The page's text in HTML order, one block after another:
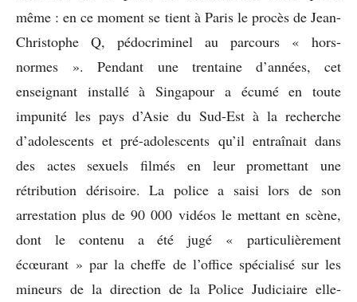
même : en ce moment se tient à Paris le procès de Jean-
Christophe Q, pédocriminel au parcours « hors-
normes ». Pendant une trentaine d’années, cet
enseignant installé à Singapour a écumé en toute
impunité les pays d’Asie du Sud-Est à la recherche
d’adolescents et pré-adolescents qu’il entraînait dans
des actes sexuels filmés en leur promettant une
rétribution dérisoire. La police a saisi lors de son
arrestation plus de 90 000 vidéos le mettant en scène,
dont le contenu a été jugé « particulièrement
écœurant » par la cheffe de l’office spécialisé sur les
mineurs de la direction de la Police Judiciaire elle-